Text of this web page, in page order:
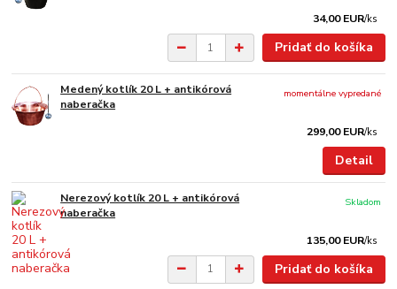
34,00 EUR/ks
Pridať do košíka
Medený kotlík 20 L + antikórová
naberačka
299,00 EUR/ks
momentálne vypredané
Detail
Nerezový kotlík 20 L + antikórová
naberačka
135,00 EUR/ks
Skladom
Pridať do košíka